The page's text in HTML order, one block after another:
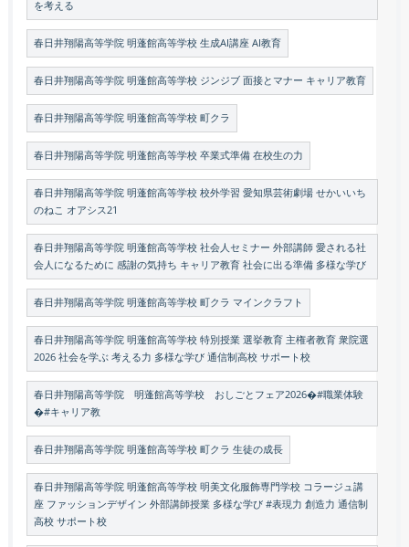
を考える
春日井翔陽高等学院 明蓬館高等学校 生成AI講座 AI教育
春日井翔陽高等学院 明蓬館高等学校 ジンジブ 面接とマナー キャリア教育
春日井翔陽高等学院 明蓬館高等学校 町クラ
春日井翔陽高等学院 明蓬館高等学校 卒業式準備 在校生の力
春日井翔陽高等学院 明蓬館高等学校 校外学習 愛知県芸術劇場 せかいいち
のねこ オアシス21
春日井翔陽高等学院 明蓬館高等学校 社会人セミナー 外部講師 愛される社
会人になるために 感謝の気持ち キャリア教育 社会に出る準備 多様な学び
春日井翔陽高等学院 明蓬館高等学校 町クラ マインクラフト
春日井翔陽高等学院 明蓬館高等学校 特別授業 選挙教育 主権者教育 衆院選
2026 社会を学ぶ 考える力 多様な学び 通信制高校 サポート校
春日井翔陽高等学院 明蓬館高等学校 おしごとフェア2026�#職業体験
�#キャリア教
春日井翔陽高等学院 明蓬館高等学校 町クラ 生徒の成長
春日井翔陽高等学院 明蓬館高等学校 明美文化服飾専門学校 コラージュ講
座 ファッションデザイン 外部講師授業 多様な学び #表現力 創造力 通信制
高校 サポート校